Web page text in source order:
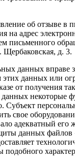
об отзыве в
на адрес
письменного
Щербаковская, д. 3.
данных вправе
данных или
от получения
некоторые
Субъект
свое
адекватный его
данных файлов
подобного